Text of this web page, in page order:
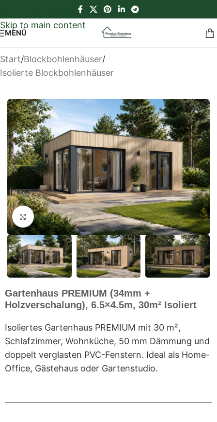
Skip to main content
MENÜ
Start/Blockbohlenhäuser/
Isolierte Blockbohlenhäuser
Klick zum Vergrößern
Gartenhaus PREMIUM (34mm +
Holzverschalung), 6.5×4.5m, 30m² Isoliert
Isoliertes Gartenhaus PREMIUM mit 30 m²,
Schlafzimmer, Wohnküche, 50 mm Dämmung und
doppelt verglasten PVC-Fenstern. Ideal als Home-
Office, Gästehaus oder Gartenstudio.